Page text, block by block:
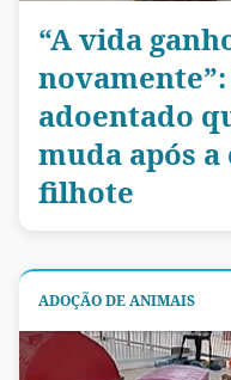
“A vida
adoentado
muda após a
filhote
ADOÇÃO DE ANIMAIS